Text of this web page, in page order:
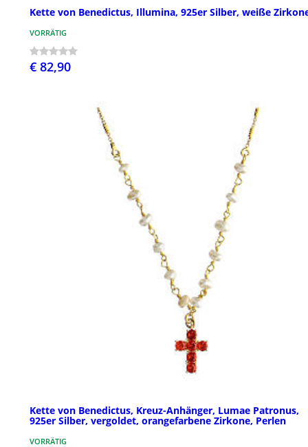
Kette von Benedictus, Illumina, 925er Silber, weiße
VORRÄTIG
€ 82,90
Kette von Benedictus, Kreuz-Anhänger, Lumae Patronus,
925er Silber, vergoldet, orangefarbene Zirkone, Perlen
VORRÄTIG